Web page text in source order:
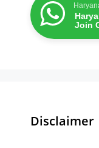
Join
Disclaimer